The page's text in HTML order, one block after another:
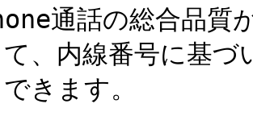
通話の総合品
、内線番号に基
きます。